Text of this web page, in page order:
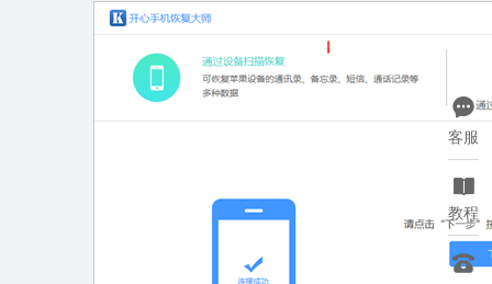

客服

教程
